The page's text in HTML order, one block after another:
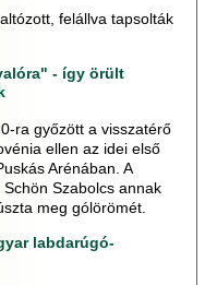
felállva tapsolták
- így örült
ra győzött a visszatérő
ellen az idei első
Arénában. A
Szabolcs annak
meg gólörömét.
labdarúgó-